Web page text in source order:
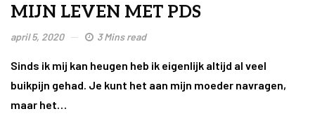
MIJN LEVEN MET PDS
april 5, 2020 3 Mins read
Sinds ik mij kan heugen heb ik eigenlijk altijd al veel
buikpijn gehad. Je kunt het aan mijn moeder navragen,
maar het…